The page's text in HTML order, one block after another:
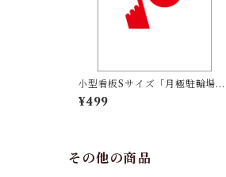
小型看板Sサイズ「月極駐輪場
（赤字）」 屋外可【駐車場】
¥499
その他の商品